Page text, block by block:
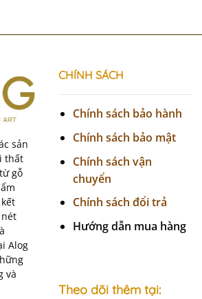
sản
thất
gỗ
Alog
và
CHÍNH SÁCH
Chính sách bảo hành
Chính sách bảo mật
Chính sách vận
chuyển
Chính sách đổi trả
Hướng dẫn mua hàng
Theo dõi thêm tại: